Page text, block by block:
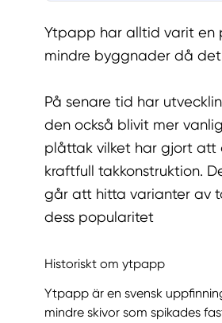
Ytpapp har alltid varit en
mindre byggnader då
På senare tid har
den också blivit mer
plåttak vilket har gjort
kraftfull takkonstruktion.
går att hitta varianter av
dess popularitet
Historiskt om ytpapp
Ytpapp är en svensk
mindre skivor som spikades